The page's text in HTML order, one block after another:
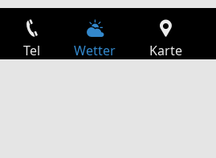
Tel Wetter Karte